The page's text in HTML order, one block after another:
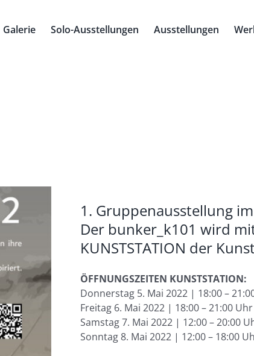
Galerie Solo-Ausstellungen Ausstellungen
1. Gruppenausstellung im
Der bunker_k101 wird
KUNSTSTATION der
ÖFFNUNGSZEITEN KUNSTSTATION:
Donnerstag 5. Mai 2022 | 18:00 –
Freitag 6. Mai 2022 | 18:00 – 21:00 Uhr
Samstag 7. Mai 2022 | 12:00 – 20:00
Sonntag 8. Mai 2022 | 12:00 – 18:00